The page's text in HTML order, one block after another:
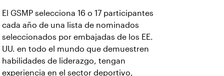
El GSMP selecciona 16 o 17 participantes
cada año de una lista de nominados
seleccionados por embajadas de los EE.
UU. en todo el mundo que demuestren
habilidades de liderazgo, tengan
experiencia en el sector deportivo,